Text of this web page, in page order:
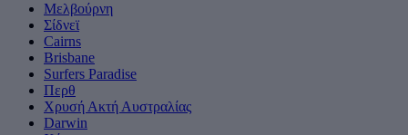
Μελβούρνη
Σίδνεϊ
Cairns
Brisbane
Surfers Paradise
Περθ
Χρυσή Ακτή Αυστραλίας
Darwin